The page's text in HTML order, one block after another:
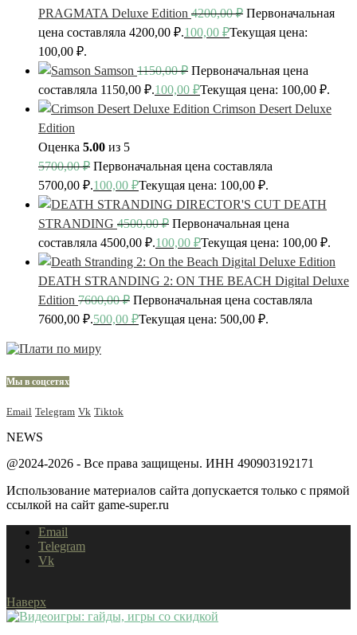
PRAGMATA Deluxe Edition 4200,00₽ Первоначальная
цена составляла 4200,00 ₽.100,00 ₽Текущая цена:
100,00 ₽.
Samson 1150,00₽ Первоначальная цена
составляла 1150,00 ₽.100,00 ₽Текущая цена: 100,00 ₽.
Crimson Desert Deluxe
Edition
Оценка 5.00 из 5
5700,00₽ Первоначальная цена составляла
5700,00 ₽.100,00 ₽Текущая цена: 100,00 ₽.
DEATH
STRANDING 4500,00₽ Первоначальная цена
составляла 4500,00 ₽.100,00 ₽Текущая цена: 100,00 ₽.
DEATH STRANDING 2: ON THE BEACH Digital Deluxe
Edition 7600,00₽ Первоначальная цена составляла
7600,00 ₽.500,00 ₽Текущая цена: 500,00 ₽.
Мы в соцсетях
Email Telegram Vk Tiktok
NEWS
@2024-2026 - Все права защищены. ИНН 490903192171
Использование материалов сайта допускается только с прямой
ссылкой на сайт game-super.ru
Email
Telegram
Vk
Наверх